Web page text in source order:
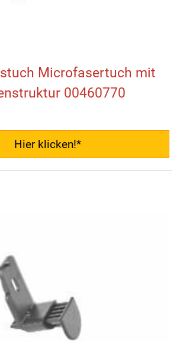
Microfasertuch mit
00460770
Hier klicken!*